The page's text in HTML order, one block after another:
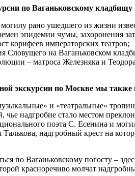
по Ваганьковскому
рано ушедшего из жизни
эпидемии чумы, захоронения
корифеев императорских театров;
Словущего на Ваганьковском
– матроса Железняка и
экскурсии по Москве мы также
и «театральные»
чье надгробие стало местом
поэта С. Есенина и
Талькова, надгробный крест на
по Ваганьковскому погосту –
красноречиво молчат